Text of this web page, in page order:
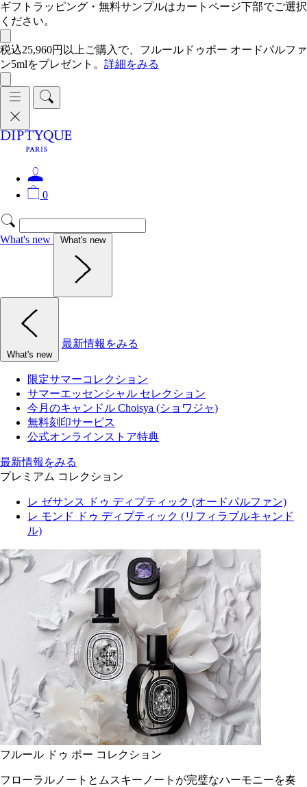
ギフトラッピング・無料サンプルはカートページ下部でご選択
ください。
税込25,960円以上ご購入で、フルールドゥポー オードパルファ
ン5mlをプレゼント。 詳細をみる
0
What's new What's new
What's new
最新情報をみる
限定サマーコレクション
サマーエッセンシャル セレクション
今月のキャンドル Choisya (ショワジャ)
無料刻印サービス
公式オンラインストア特典
最新情報をみる
プレミアム コレクション
レ ゼサンス ドゥ ディプティック (オードパルファン)
レ モンド ドゥ ディプティック (リフィラブルキャンド
ル)
フルール ドゥ ポー コレクション
フローラルノートとムスキーノートが完璧なハーモニーを奏